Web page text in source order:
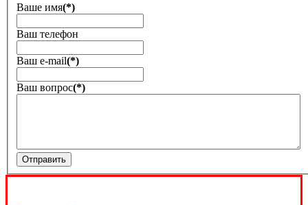
Ваше имя(*)
Ваш телефон
Ваш е-mail(*)
Ваш вопрос(*)
Отправить